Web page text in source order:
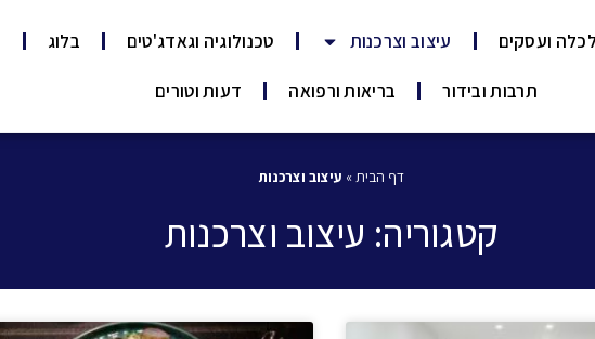
ועסקים עיצוב וצרכנות טכנולוגיה וגאדג'טים בלוג
תרבות ובידור בריאות ורפואה דעות וטורים
דף הבית» עיצוב וצרכנות
קטגוריה: עיצוב וצרכנות